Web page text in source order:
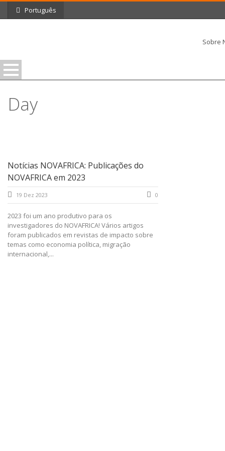
Português
Sobre
Day
Notícias NOVAFRICA: Publicações do
NOVAFRICA em 2023
19 Dez 2023 0
2023 foi um ano produtivo para os
investigadores do NOVAFRICA! Vários artigos
foram publicados em revistas de impacto sobre
temas como economia política, migração
internacional,...